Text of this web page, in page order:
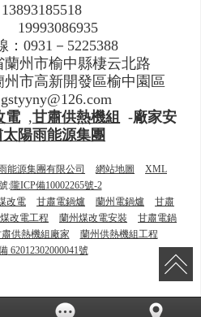
13893185518
：0931－5225388
州市榆中縣棲云北路
市高新開發區榆中園區
電 ,甘肅供熱機組 -廠家安
陽雨能源集團
能源集團有限公司 網站地圖
XML
:隴ICP備10002265號-2
改電 甘肅電鍋爐 蘭州電鍋爐
甘肅
改電工程 蘭州煤改電安裝
甘肅電鍋
供熱機組廠家
蘭州供熱機組工程
62012302000041號